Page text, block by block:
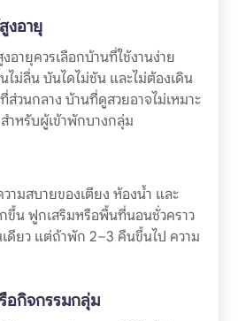
งอายุ
อายุควรเลือกบ้านที่ใช้งานง่าย
ม่ลื่น บันไดไม่ชัน และไม่ต้องเดิน
วนกลาง บ้านที่ดูสวยอาจไม่เหมาะ
ำหรับผู้เข้าพักบางกลุ่ม
ามสบายของเตียง ห้องน้ำ และ
น ฟูกเสริมหรือพื้นที่นอนชั่วคราว
ดียว แต่ถ้าพัก 2–3 คืนขึ้นไป ความ
อกิจกรรมกลุ่ม